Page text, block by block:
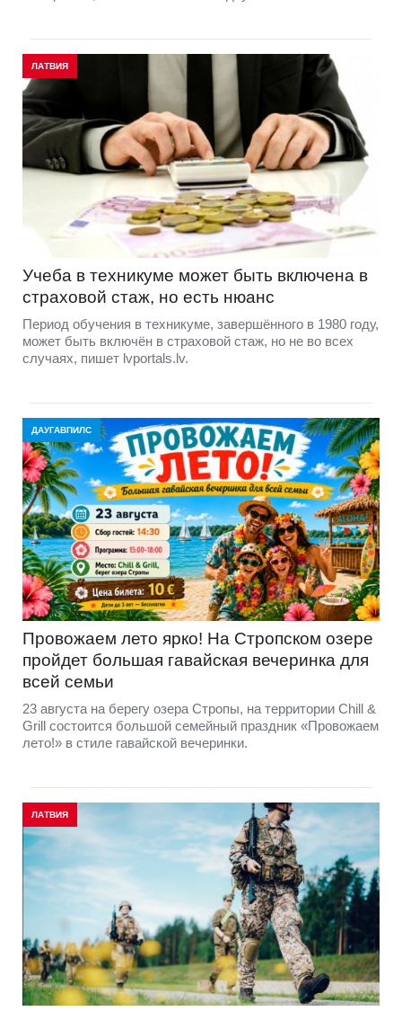
ЛАТВИЯ
Учеба в техникуме может быть включена в
страховой стаж, но есть нюанс
Период обучения в техникуме, завершённого в 1980 году,
может быть включён в страховой стаж, но не во всех
случаях, пишет lvportals.lv.
ДАУГАВПИЛС
Провожаем лето ярко! На Стропском озере
пройдет большая гавайская вечеринка для
всей семьи
23 августа на берегу озера Стропы, на территории Chill &
Grill состоится большой семейный праздник «Провожаем
лето!» в стиле гавайской вечеринки.
ЛАТВИЯ